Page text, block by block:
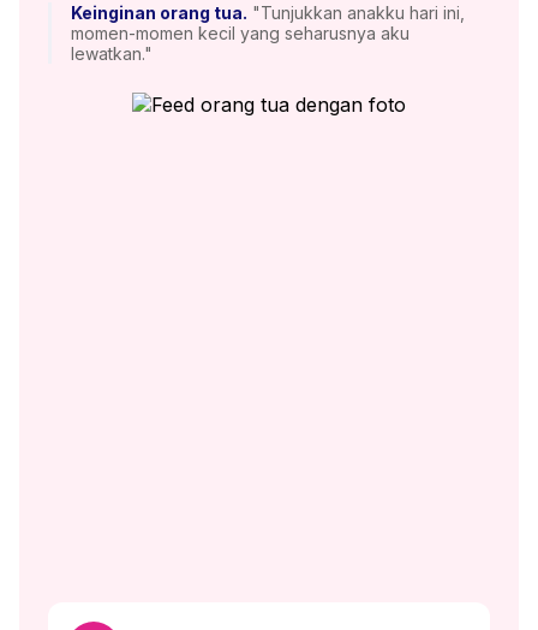
Keinginan orang tua. "Tunjukkan anakku hari ini,
momen-momen kecil yang seharusnya aku
lewatkan."